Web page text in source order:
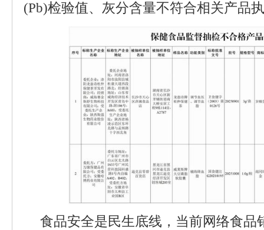
(Pb)检验值、灰分含量不符合相关产品
食品安全是民生底线，当前网络食品